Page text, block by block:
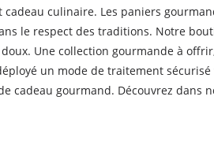
culinaire. Les paniers
le respect des traditions. Notre
Une collection gourmande à
un mode de traitement
gourmand. Découvrez dans